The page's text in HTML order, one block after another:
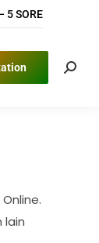
5 SORE
lain